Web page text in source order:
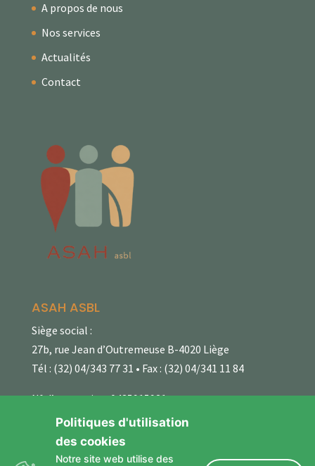
A propos de nous
Nos services
Actualités
Contact
ASAH ASBL
Siège social :
27b, rue Jean d’Outremeuse B-4020 Liège
Tél : (32) 04/343 77 31 • Fax : (32) 04/341 11 84
N° d’entreprise : 0435915921
Fortis : 001-2041685-08
Politique de confidentialité
Politiques d'utilisation
des cookies
Notre site web utilise des